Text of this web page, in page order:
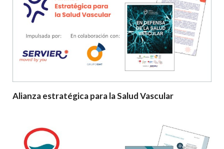
Alianza estratégica para la Salud Vascular